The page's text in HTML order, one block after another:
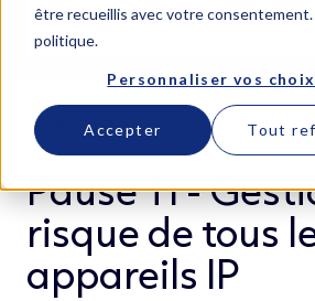
être recueillis avec votre consentement.
politique.
Personnaliser vos choix
Accepter Tout
BLOGUE
Pause TI -
risque de tous
appareils IP